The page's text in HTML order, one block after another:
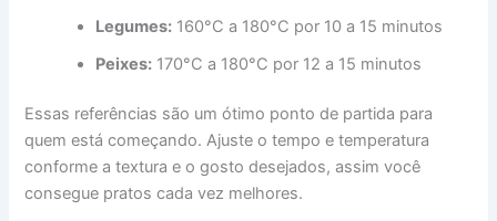
Legumes: 160°C a 180°C por 10 a 15 minutos
Peixes: 170°C a 180°C por 12 a 15 minutos
Essas referências são um ótimo ponto de partida para
quem está começando. Ajuste o tempo e temperatura
conforme a textura e o gosto desejados, assim você
consegue pratos cada vez melhores.